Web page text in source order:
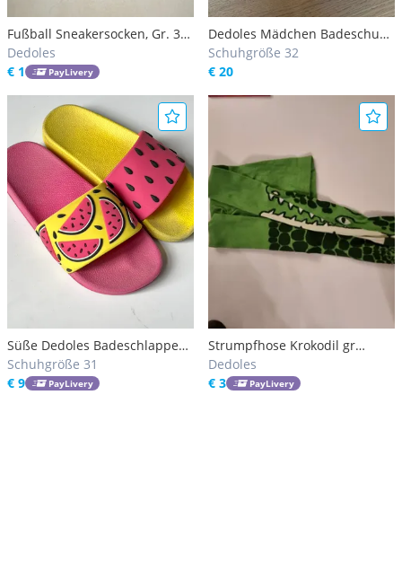
Fußball Sneakersocken, Gr. 39-
42
Dedoles
€ 1
PayLivery
Dedoles Mädchen Badeschuhe
Gr. 32 NEU!
Schuhgröße 32
€ 20
Süße Dedoles Badeschlappen,
31, Badeschuhe, Flip-Flops
Schuhgröße 31
€ 9
PayLivery
Strumpfhose Krokodil gr
122/128
Dedoles
€ 3
PayLivery